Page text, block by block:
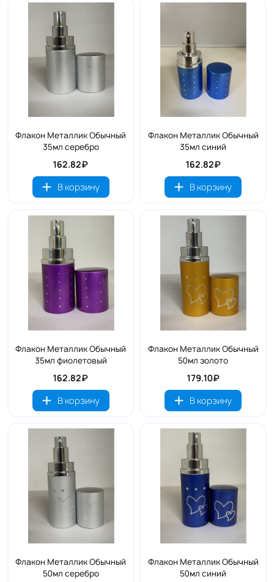
Флакон Металлик Обычный
35мл серебро
162.82₽
В корзину
Флакон Металлик Обычный
35мл синий
162.82₽
В корзину
Флакон Металлик Обычный
35мл фиолетовый
162.82₽
В корзину
Флакон Металлик Обычный
50мл золото
179.10₽
В корзину
Флакон Металлик Обычный
50мл серебро
Флакон Металлик Обычный
50мл синий